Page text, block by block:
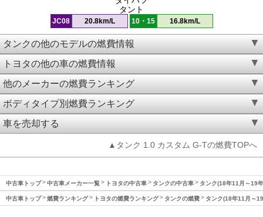
タント
JC08 20.8km/L 10・15 16.8km/L
タンクの他のモデルの燃費情報
トヨタの他の車の燃費情報
他のメーカーの燃費ランキング
ボディタイプ別燃費ランキング
車を売却する
▲タンク 1.0 カスタム G-Tの燃費TOPへ
中古車トップ 中古車メーカー一覧 トヨタの中古車 タンクの中古車 タンク(18年11月～19
中古車トップ 燃費ランキング トヨタの燃費ランキング タンクの燃費 タンク(18年11月～